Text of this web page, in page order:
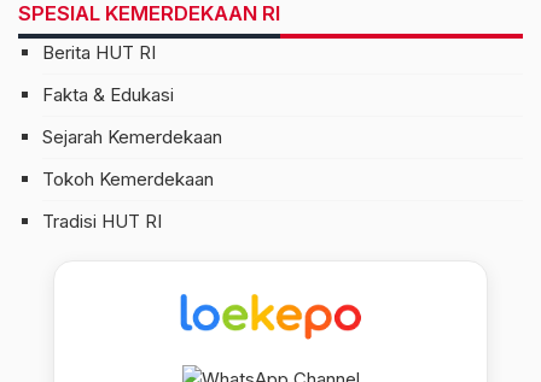
SPESIAL KEMERDEKAAN RI
Berita HUT RI
Fakta & Edukasi
Sejarah Kemerdekaan
Tokoh Kemerdekaan
Tradisi HUT RI